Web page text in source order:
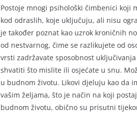
Postoje mnogi psihološki čimbenici koji
kod odraslih, koje uključuju, ali nisu
je također poznat kao uzrok kroničnih
od nestvarnog, čime se razlikujete od
vrsti zadržavate sposobnost
shvatiti što mislite ili osjećate u snu.
u budnom životu. Likovi djeluju kao da
vašim željama, što je način na koji
budnom životu, obično su prisutni